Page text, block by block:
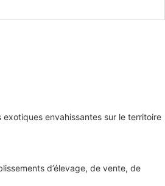
envahissantes sur le territoire
d’élevage, de vente, de